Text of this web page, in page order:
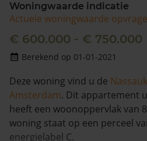
Woningwaarde indicatie
Actuele woningwaarde
€ 600.000 - € 750.000
Berekend op 01-01-2021
Deze woning vind u de
Amsterdam. Dit appartement
heeft een woonoppervlak van
woning staat op een perceel
energielabel C.